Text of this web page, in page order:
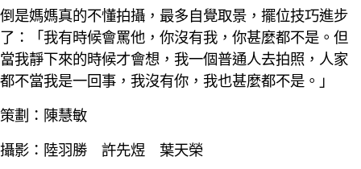
倒是媽媽真的不懂拍攝，最多自覺取景，擺位技巧進步
了：「我有時候會罵他，你沒有我，你甚麼都不是。但
當我靜下來的時候才會想，我一個普通人去拍照，人家
都不當我是一回事，我沒有你，我也甚麼都不是。」
策劃：陳慧敏
攝影：陸羽勝 許先煜 葉天榮